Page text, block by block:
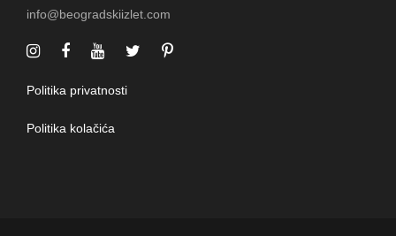
info@beogradskiizlet.com
Politika privatnosti
Politika kolačića